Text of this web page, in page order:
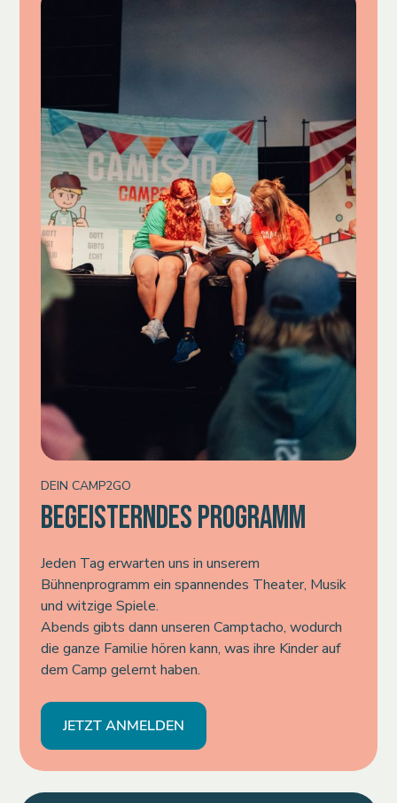
DEIN CAMP2GO
BEGEISTERNDES PROGRAMM
Jeden Tag erwarten uns in unserem
Bühnenprogramm ein spannendes Theater, Musik
und witzige Spiele.
Abends gibts dann unseren Camptacho, wodurch
die ganze Familie hören kann, was ihre Kinder auf
dem Camp gelernt haben.
JETZT ANMELDEN